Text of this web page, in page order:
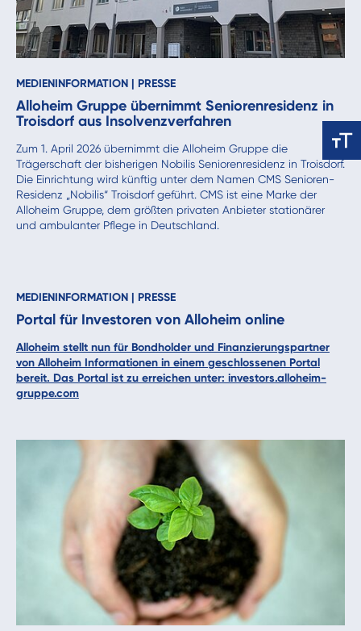
MEDIENINFORMATION | PRESSE
Alloheim Gruppe übernimmt Seniorenresidenz in
Troisdorf aus Insolvenzverfahren
Zum 1. April 2026 übernimmt die Alloheim Gruppe die
Trägerschaft der bisherigen Nobilis Seniorenresidenz in Troisdorf.
Die Einrichtung wird künftig unter dem Namen CMS Senioren-
Residenz „Nobilis“ Troisdorf geführt. CMS ist eine Marke der
Alloheim Gruppe, dem größten privaten Anbieter stationärer
und ambulanter Pflege in Deutschland.
MEDIENINFORMATION | PRESSE
Portal für Investoren von Alloheim online
Alloheim stellt nun für Bondholder und Finanzierungspartner
von Alloheim Informationen in einem geschlossenen Portal
bereit. Das Portal ist zu erreichen unter: investors.alloheim-
gruppe.com